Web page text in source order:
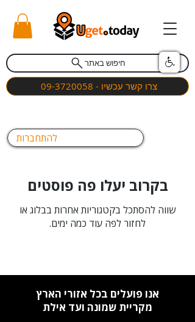
חיפוש באתר
צרו קשר עכשיו - 09-3720058
להתחברות
בקרוב יעלו פה פוסטים
שווה להסתכל בקטגוריות אחרות בבלוג או
לחזור לפה עוד כמה ימים.
אנו פועלים בכל אזורי הארץ
מקריית שמונה ועד אילת